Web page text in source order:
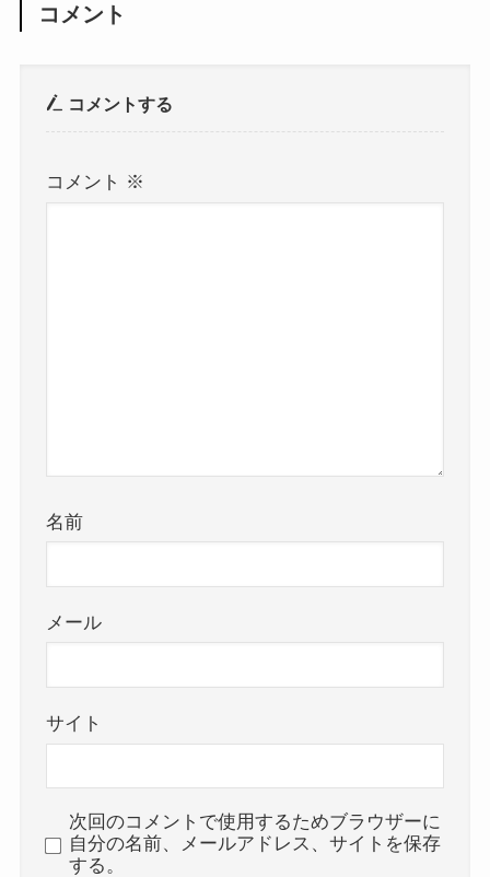
コメント
コメントする
コメント ※
名前
メール
サイト
次回のコメントで使用するためブラウザーに
自分の名前、メールアドレス、サイトを保存
する。